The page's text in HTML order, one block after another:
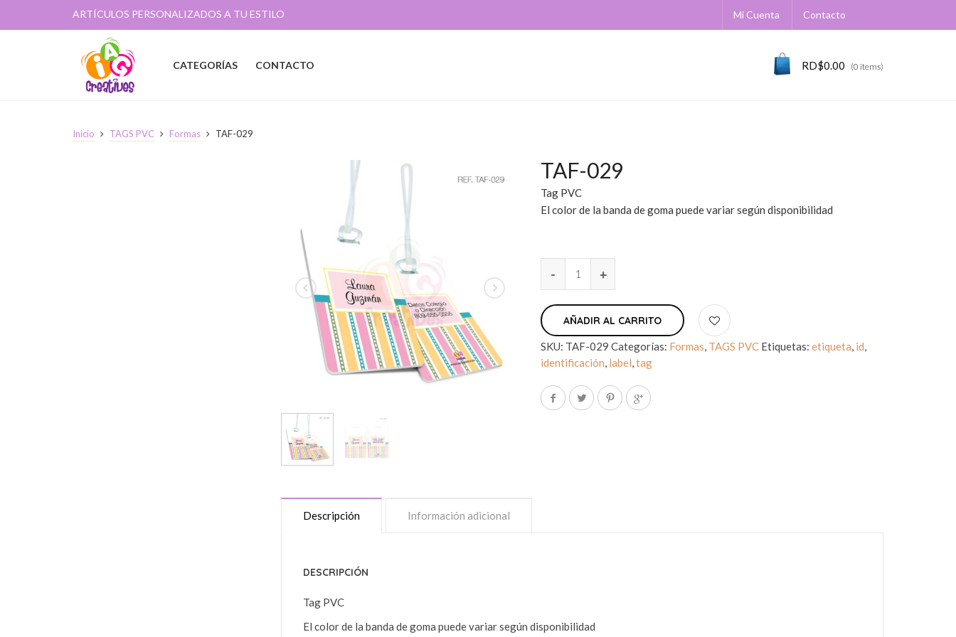
ARTÍCULOS PERSONALIZADOS A TU ESTILO Mi Cuenta Contacto
RD$0.00 (0 items)
CATEGORÍAS CONTACTO
Inicio TAGS PVC Formas TAF-029
TAF-029
Tag PVC
El color de la banda de goma puede variar según disponibilidad
AÑADIR AL CARRITO
SKU: TAF-029 Categorías: Formas, TAGS PVC Etiquetas:etiqueta, id,
identificación, label,tag
Descripción Información adicional
DESCRIPCIÓN
Tag PVC
El color de la banda de goma puede variar según disponibilidad